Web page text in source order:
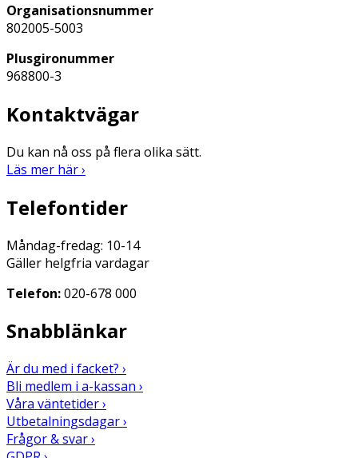
Organisationsnummer
802005-5003
Plusgironummer
968800-3
Kontaktvägar
Du kan nå oss på flera olika sätt.
Läs mer här ›
Telefontider
Måndag-fredag: 10-14
Gäller helgfria vardagar
Telefon:020-678 000
Snabblänkar
Är du med i facket? ›
Bli medlem i a-kassan ›
Våra väntetider ›
Utbetalningsdagar ›
Frågor & svar ›